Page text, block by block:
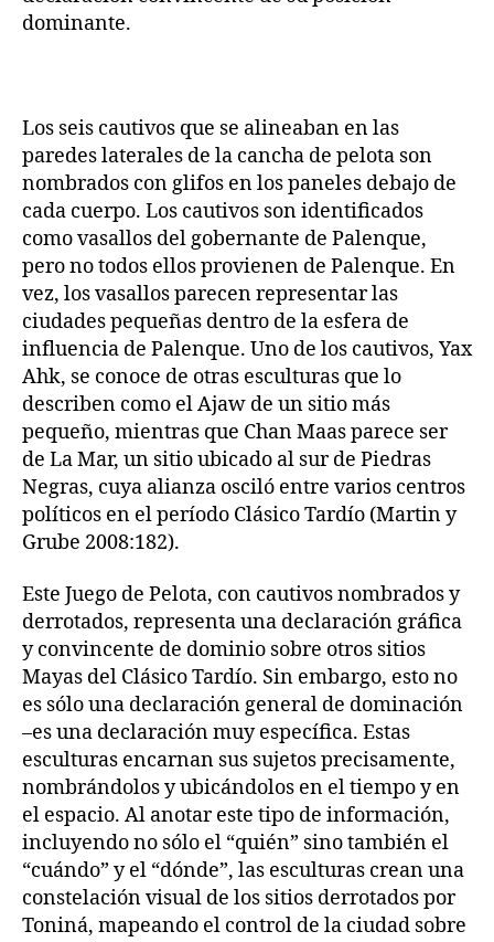
dominante.
Los seis cautivos que se alineaban en las
paredes laterales de la cancha de pelota son
nombrados con glifos en los paneles debajo de
cada cuerpo. Los cautivos son identificados
como vasallos del gobernante de Palenque,
pero no todos ellos provienen de Palenque. En
vez, los vasallos parecen representar las
ciudades pequeñas dentro de la esfera de
influencia de Palenque. Uno de los cautivos, Yax
Ahk, se conoce de otras esculturas que lo
describen como el Ajaw de un sitio más
pequeño, mientras que Chan Maas parece ser
de La Mar, un sitio ubicado al sur de Piedras
Negras, cuya alianza osciló entre varios centros
políticos en el período Clásico Tardío (Martin y
Grube 2008:182).
Este Juego de Pelota, con cautivos nombrados y
derrotados, representa una declaración gráfica
y convincente de dominio sobre otros sitios
Mayas del Clásico Tardío. Sin embargo, esto no
es sólo una declaración general de dominación
–es una declaración muy específica. Estas
esculturas encarnan sus sujetos precisamente,
nombrándolos y ubicándolos en el tiempo y en
el espacio. Al anotar este tipo de información,
incluyendo no sólo el “quién” sino también el
“cuándo” y el “dónde”, las esculturas crean una
constelación visual de los sitios derrotados por
Toniná, mapeando el control de la ciudad sobre